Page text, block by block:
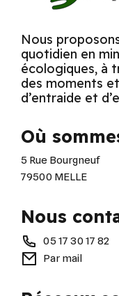
Nous
quotidien en
écologiques, à
des moments
d’entraide et
Où
5 Rue Bourgneuf
79500 MELLE
Nous
05 17 30 17 82
Par mail